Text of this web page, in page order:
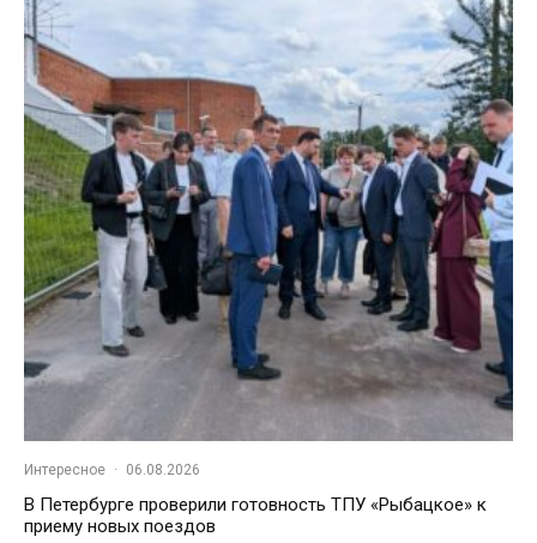
Интересное · 06.08.2026
В Петербурге проверили готовность ТПУ «Рыбацкое» к
приему новых поездов